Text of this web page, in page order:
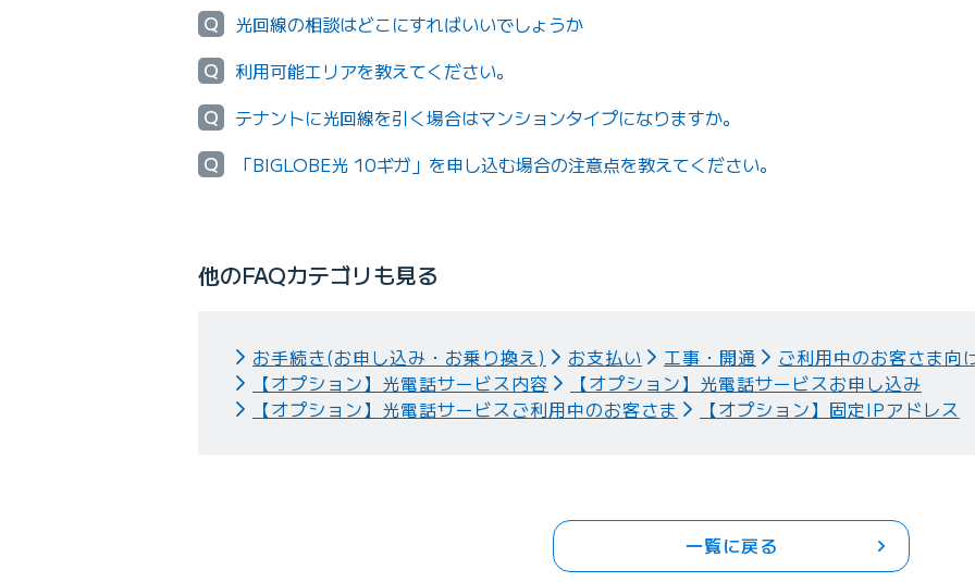
Q
光回線の相談はどこにすればいいでしょうか
Q
利用可能エリアを教えてください。
Q
テナントに光回線を引く場合はマンションタイプになりますか。
Q
「BIGLOBE光 10ギガ」を申し込む場合の注意点を教えてください。
他のFAQカテゴリも見る
お手続き(お申し込み・お乗り換え) お支払い 工事・開通
ご利用中のお客さま向
【オプション】光電話サービス内容
【オプション】光電話サービスお申し込み
【オプション】光電話サービスご利用中のお客さま
【オプション】固定IPアドレス
一覧に戻る